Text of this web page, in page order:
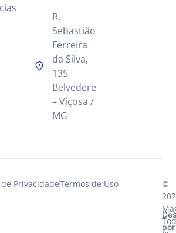
R.
Sebastião
Ferreira
da Silva,
135
Belvedere
– Viçosa /
MG
PrivacidadeTermos de Uso
©
por